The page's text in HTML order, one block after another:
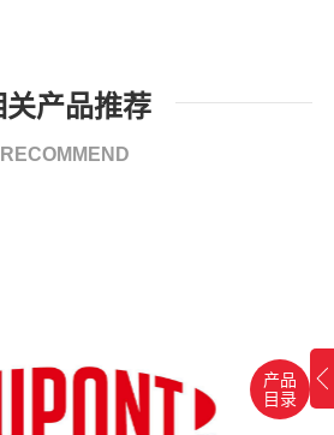
产品
目录
关产品推荐
RECOMMEND